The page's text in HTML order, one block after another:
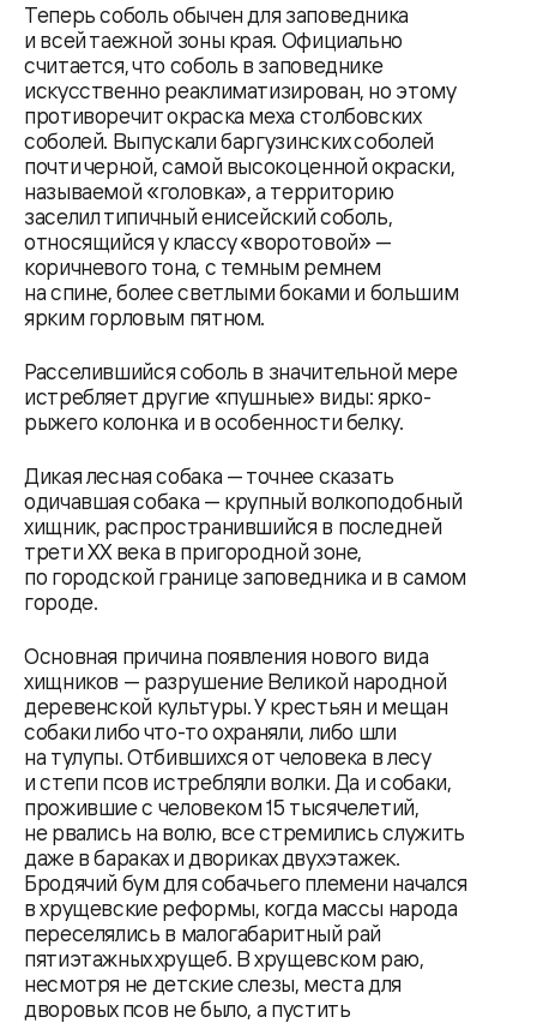
Теперь соболь обычен для заповедника
и всей таежной зоны края. Официально
считается, что соболь в заповеднике
искусственно реаклиматизирован, но этому
противоречит окраска меха столбовских
соболей. Выпускали баргузинских соболей
почти черной, самой высокоценной окраски,
называемой «головка», а территорию
заселил типичный енисейский соболь,
относящийся у классу «воротовой» —
коричневого тона, с темным ремнем
на спине, более светлыми боками и большим
ярким горловым пятном.
Расселившийся соболь в значительной мере
истребляет другие «пушные» виды: ярко-
рыжего колонка и в особенности белку.
Дикая лесная собака — точнее сказать
одичавшая собака — крупный волкоподобный
хищник, распространившийся в последней
трети XX века в пригородной зоне,
по городской границе заповедника и в самом
городе.
Основная причина появления нового вида
хищников — разрушение Великой народной
деревенской культуры. У крестьян и мещан
собаки либо что-то охраняли, либо шли
на тулупы. Отбившихся от человека в лесу
и степи псов истребляли волки. Да и собаки,
прожившие с человеком 15 тысячелетий,
не рвались на волю, все стремились служить
даже в бараках и двориках двухэтажек.
Бродячий бум для собачьего племени начался
в хрущевские реформы, когда массы народа
переселялись в малогабаритный рай
пятиэтажных хрущеб. В хрущевском раю,
несмотря не детские слезы, места для
дворовых псов не было, а пустить